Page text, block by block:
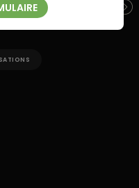
ANNEXE 10′ X